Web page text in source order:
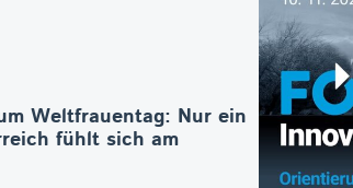
Weltfrauentag: Nur ein
fühlt sich am